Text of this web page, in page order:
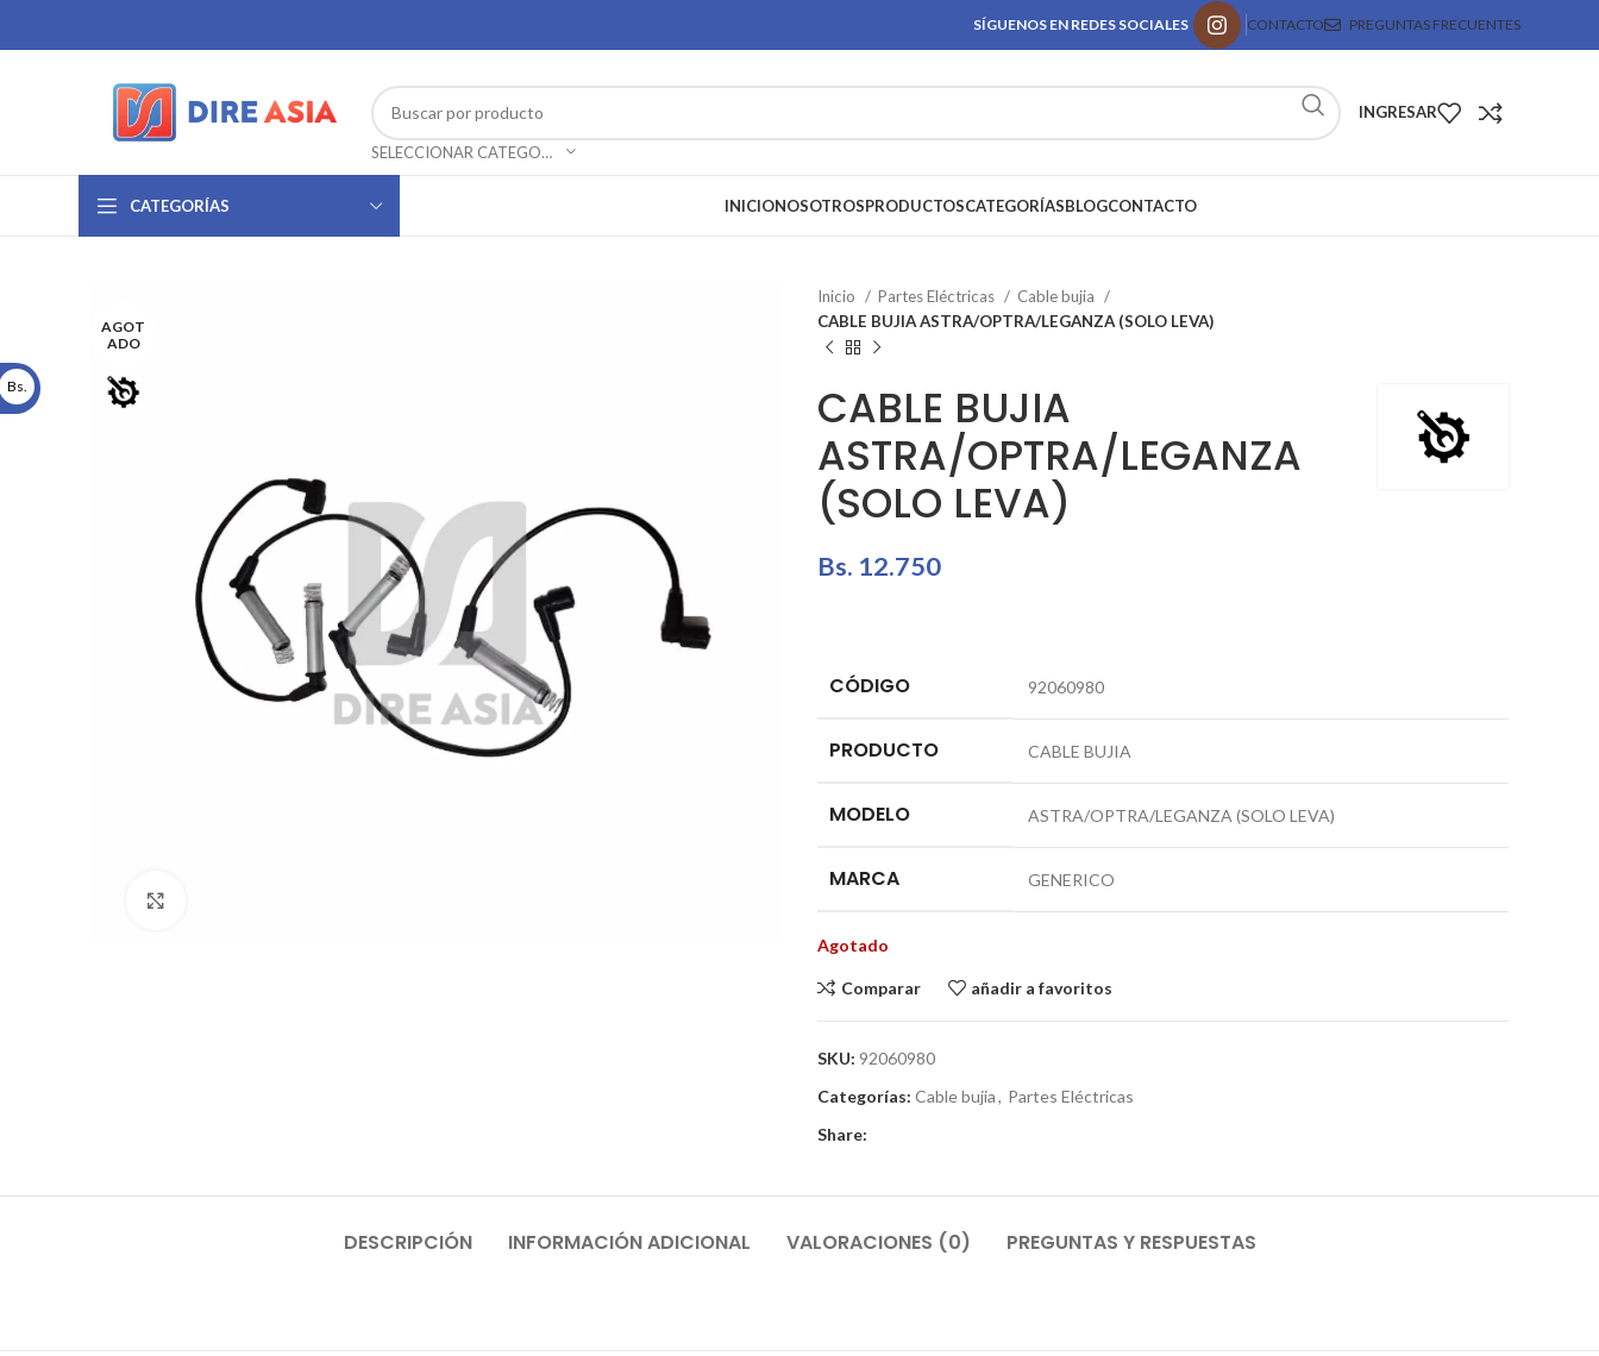
SÍGUENOS EN REDES SOCIALES CONTACTO PREGUNTAS FRECUENTES
SELECCIONAR CATEGORÍA
INGRESAR
CATEGORÍAS INICIONOSOTROSPRODUCTOSCATEGORÍASBLOGCONTACTO
AGOT
ADO
Inicio Partes Eléctricas
Cable bujia
CABLE BUJIA ASTRA/OPTRA/LEGANZA (SOLO LEVA)
CABLE BUJIA
ASTRA/OPTRA/LEGANZA
(SOLO LEVA)
Bs. 12.750
CÓDIGO 92060980
PRODUCTO CABLE BUJIA
MODELO ASTRA/OPTRA/LEGANZA (SOLO LEVA)
MARCA GENERICO
Agotado
Comparar añadir a favoritos
SKU: 92060980
Categorías: Cable bujia, Partes Eléctricas
Share:
DESCRIPCIÓN INFORMACIÓN ADICIONAL VALORACIONES (0) PREGUNTAS Y RESPUESTAS
Bs.